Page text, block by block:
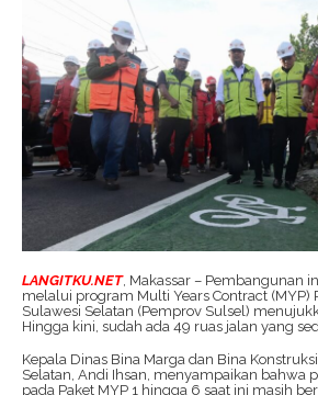
LANGITKU.NET, Makassar – Pembangunan
melalui program Multi Years Contract (MYP)
Sulawesi Selatan (Pemprov Sulsel)
Hingga kini, sudah ada 49 ruas jalan yang
Kepala Dinas Bina Marga dan Bina
Selatan, Andi Ihsan, menyampaikan bahwa
pada Paket MYP 1 hingga 6 saat ini masih